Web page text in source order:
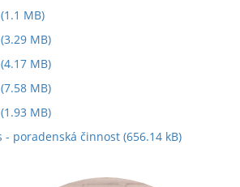
(1.1 MB)
(3.29 MB)
(4.17 MB)
(7.58 MB)
(1.93 MB)
- poradenská činnost (656.14 kB)